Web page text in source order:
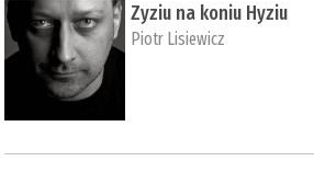
Zyziu na koniu Hyziu
Piotr Lisiewicz